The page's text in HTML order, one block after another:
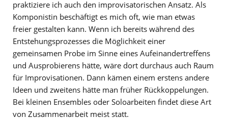
praktiziere ich auch den improvisatorischen Ansatz. Als
Komponistin beschäftigt es mich oft, wie man etwas
freier gestalten kann. Wenn ich bereits während des
Entstehungsprozesses die Möglichkeit einer
gemeinsamen Probe im Sinne eines Aufeinandertreffens
und Ausprobierens hätte, wäre dort durchaus auch Raum
für Improvisationen. Dann kämen einem erstens andere
Ideen und zweitens hätte man früher Rückkoppelungen.
Bei kleinen Ensembles oder Soloarbeiten findet diese Art
von Zusammenarbeit meist statt.